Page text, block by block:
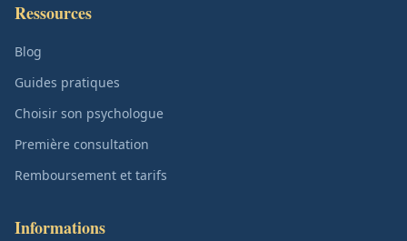
Ressources
Blog
Guides pratiques
Choisir son psychologue
Première consultation
Remboursement et tarifs
Informations